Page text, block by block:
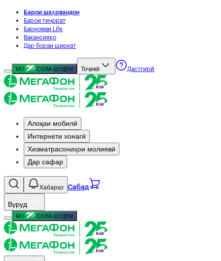
Барои шаҳрвандон
Барои тиҷорат
Барномаи Life
Вакансияҳо
Дар бораи ширкат
МО СОЛА ШУДЕМ Тоҷикӣ Дастгирӣ
Алоқаи мобилӣ
Интернети хонагӣ
Хизматрасониҳои молиявӣ
Дар сафар
Хабарҳо Сабад
Вуруд
МО СОЛА ШУДЕМ